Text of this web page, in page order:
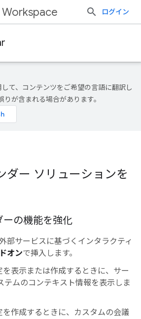
Workspace ログイン
て、コンテンツをご希望の言語に翻訳し
りが含まれる場合があります。
ダー ソリューションを
の機能を強化
部サービスに基づくインタラクティ
オンで挿入します。
を表示または作成するときに、サー
テムのコンテキスト情報を表示しま
を作成するときに、カスタムの会議